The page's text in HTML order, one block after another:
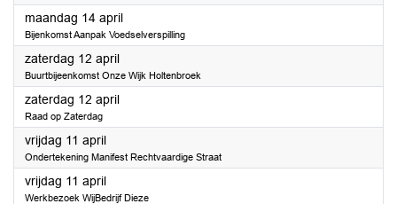
maandag 14 april2025
Bijenkomst Aanpak Voedselverspilling
zaterdag 12 april2025
Buurtbijeenkomst Onze Wijk Holtenbroek
zaterdag 12 april2025
Raad op Zaterdag
vrijdag 11 april2025
Ondertekening Manifest Rechtvaardige Straat
vrijdag 11 april2025
Werkbezoek WijBedrijf Dieze